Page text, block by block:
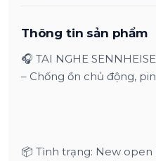
Thông tin sản phẩm
🎧 TAI NGHE
– Chống ồn chủ động,
📦 Tình trạng: New